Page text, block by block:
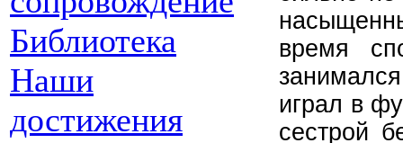
Библиотека
Наши
достижения
время
играл в
сестрой